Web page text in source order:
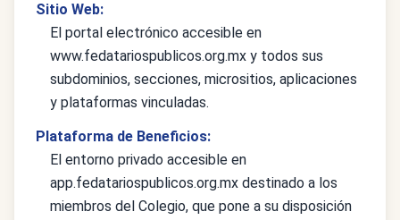
Sitio Web:
El portal electrónico accesible en
www.fedatariospublicos.org.mx y todos sus
subdominios, secciones, micrositios, aplicaciones
y plataformas vinculadas.
Plataforma de Beneficios:
El entorno privado accesible en
app.fedatariospublicos.org.mx destinado a los
miembros del Colegio, que pone a su disposición